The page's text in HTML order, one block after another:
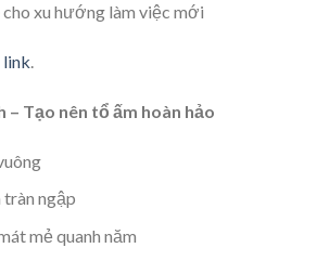
xu hướng làm việc mới
.
– Tạo nên tổ ấm hoàn hảo
tràn ngập
mẻ quanh năm